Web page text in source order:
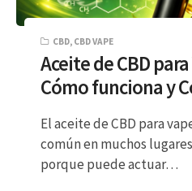
CBD, CBD VAPE
Aceite de CBD
Cómo funciona y
El aceite de CBD para
común en muchos
porque puede actuar…